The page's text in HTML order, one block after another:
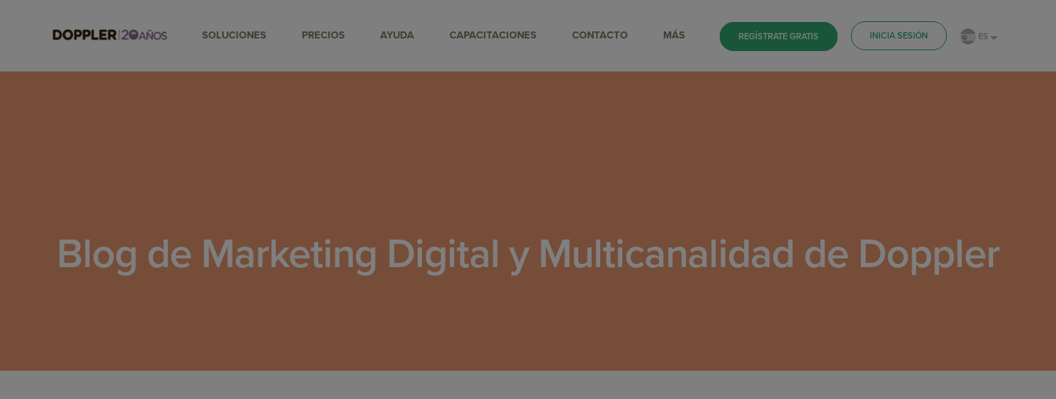
SOLUCIONES PRECIOS AYUDA CAPACITACIONES CONTACTO MÁS REGÍSTRATE GRATIS INICIA SESIÓN ES
Blog de Marketing Digital y Multicanalidad de Doppler